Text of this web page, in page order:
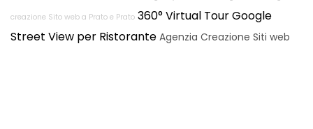
creazione Sito web a Prato e Prato 360° Virtual Tour Google
Street View per Ristorante Agenzia Creazione Siti web